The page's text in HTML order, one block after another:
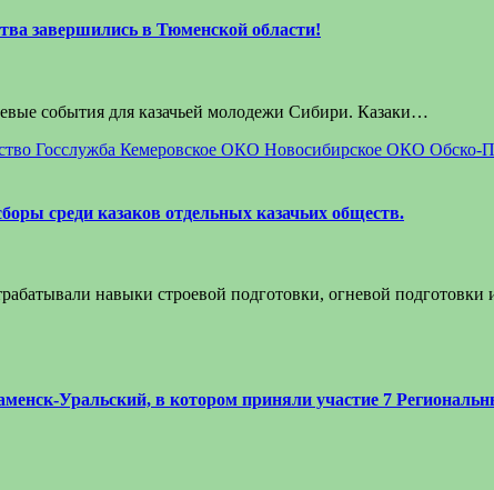
завершились в Тюменской области!
события для казачьей молодежи Сибири. Казаки…
Госслужба Кемеровское ОКО Новосибирское ОКО Обско-
среди казаков отдельных казачьих обществ.
навыки строевой подготовки, огневой подготовки
Уральский, в котором приняли участие 7